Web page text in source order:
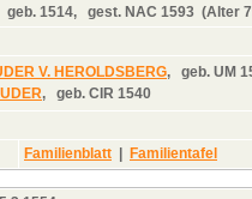
geb. 1514, gest. NAC 1593 (Alter
V. HEROLDSBERG, geb. UM
, geb. CIR 1540
Familienblatt | Familientafel